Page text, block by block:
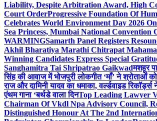
Liability, Despite Arbitration Award, High
Court OrderProgressive Foundation Of
Celebrates World Environment Day 2026
Sea Princess, Mumbai National Convention
WARMINGSamarth Panel Registers
Akhil Bharatiya Marathi Chitrapat
Winning Candidates Express Special
Sanghamitra Tai Shripatrao Gaikwadमशहूर
सिंह की आवाज में भोजपुरी लोकगीत ‘माँ’ ने श्रोताओं
राज और दामिनी यादव का धमाका, वर्ल्डवाइड रिकॉर्ड्स
एंथम गाना ‘बर्थडे वाला दिनTop Leading Lawyer
Chairman Of Vkdl Npa Advisory Council,
Distinguished Honour At The 2nd